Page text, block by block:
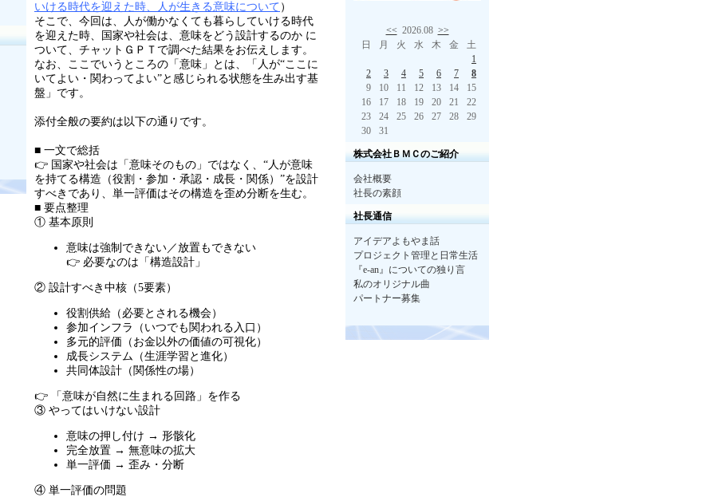
いける時代を迎えた時、人が生きる意味について ）
そこで、今回は、人が働かなくても暮らしていける時代
を迎えた時、国家や社会は、意味をどう設計するのか に
ついて、チャットＧＰＴで調べた結果をお伝えします。
なお、ここでいうところの「意味」とは、「人が“ここに
いてよい・関わってよい”と感じられる状態を生み出す基
盤」です。
添付全般の要約は以下の通りです。
■ 一文で総括
👉 国家や社会は「意味そのもの」ではなく、 “人が意味
を持てる構造（役割・参加・承認・成長・関係） ”を設計
すべきであり、単一評価はその構造を歪め分断を生む。
■ 要点整理
① 基本原則
意味は強制できない／放置もできない
👉 必要なのは「構造設計」
② 設計すべき中核（5要素）
役割供給（必要とされる機会）
参加インフラ（いつでも関われる入口）
多元的評価（お金以外の価値の可視化）
成長システム（生涯学習と進化）
共同体設計（関係性の場）
👉 「意味が自然に生まれる回路」を作る
③ やってはいけない設計
意味の押し付け → 形骸化
完全放置 → 無意味の拡大
単一評価 → 歪み・分断
④ 単一評価の問題
<< 2026.08 >>
日
2
9
16
23
30
月
3
10
17
24
31
火
4
11
18
25
水
5
12
19
26
木
6
13
20
27
金
7
14
21
28
土
1
8
15
22
29
株式会社ＢＭＣのご紹介
会社概要
社長の素顔
社長通信
アイデアよもやま話
プロジェクト管理と日常生活
『e-an』についての独り言
私のオリジナル曲
パートナー募集